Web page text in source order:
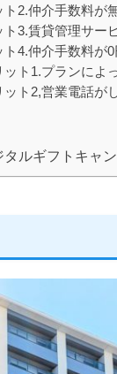
2.仲介手数料が
3.賃貸管理サー
4.仲介手数料が0
ト1.プランによ
ト2,営業電話が
ルギフトキャ